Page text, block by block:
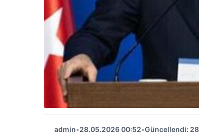
admin•28.05.2026 00:52•Güncellendi: